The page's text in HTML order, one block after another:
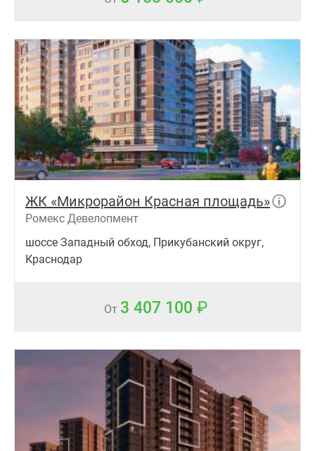
ЖК «Микрорайон Красная площадь»
Ромекс Девелопмент
шоссе Западный обход, Прикубанский округ,
Краснодар
От 3 407 100